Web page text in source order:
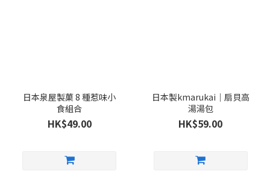
日本泉屋製菓 8 種惹味小
食組合
HK$49.00
日本製kmarukai｜扇貝高
湯湯包
HK$59.00